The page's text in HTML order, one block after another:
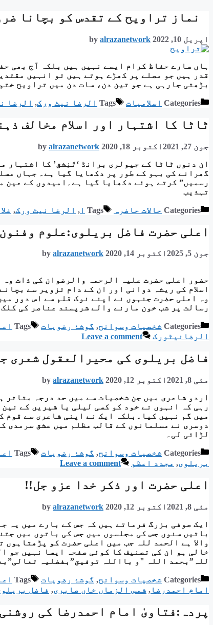
نماز تراویح کے تقدس کو بچانا
اپریل 10, 2022 by alrazanetwork
ہاں سارے حفاظ کرام ایسے نہیں ہیں بلکہ آج بھی
قدر ہیں جو مصلے پر کھڑے ہوتے ہیں تو انہیں
بڑھتی جارہی ہے جو تین دن، سات دن میں تراویح
Categories اسلامیات Tags الرضا نیٹ ورک, الرضا
ٹاٹا کا اشتہار اور اسلام مخالف
جون 27, 2021 اکتوبر 18, 2020 by alrazanetwork
ان دنوں ٹاٹا کے جیولری برانڈ ‘تَنِشق’ کا
گھرانے کی بہو کے طور پر دکھایا گیا ہے۔ جہاں
رسمیں” کرتے ہوئے دکھایا گیا ہے۔امیدوں کے عین
تہذیب
Categories حالات حاضرہ Tags ا , الرضا نیٹ ورک,
اعلی حضرت فاضل بریلوی:علوم
جون 5, 2025 اکتوبر 14, 2020 by alrazanetwork
حضور اعلی حضرت علیہ الرحمہ والرضوان کی ذات
اسلام کی ریشہ دوانی اور ان کے دام تزویر سے
وہ اعلی حضرت جنہوں نے اپنے نوک قلم سے اس دور
رسالت پر شب خون مارنے والے شرپسند عناصر کی
Categories شخصیات وسوانح, گوشۂ رضویات Tags
الرضانیٹورک
Leave a comment
فاضل بریلوی کی محیرالعقول شعری
مئی 8, 2021 اکتوبر 12, 2020 by alrazanetwork
اردو شاعری میں جن شخصیات سے میں حد درجہ متاثر
رہی کہ انہوں نے خود کو کسی لیلی‌‌‌ یا شیریں کے
میں گم نہیں کیا۔بلکہ ایک نے اپنی شاعری سے قوم
دوسری نے مسلمانوں کے قالب مظلم میں عشق سرمدی
لڑائی لی۔
Categories شخصیات وسوانح, گوشۂ رضویات Tags
بریلوی, مجدد اعظم Leave a comment
اعلی حضرت اور ذکر خدا عزو جل!!
مئی 8, 2021 اکتوبر 12, 2020 by alrazanetwork
ایک صوفی بزرگ فرماتے ہیں کہ جس کے بارے میں یہ
باتیں سنوں جس کی مجلسوں میں جس کی باتوں میں
والا ہے الحمد للہ جب میں اعلی حضرت کو
خالی ہو ان کی تصنیف کا کوئی صفحہ ایسا نہیں جو
للہ”بحمد اللہ "و بااللہ توفیق”بفضلیہ
Categories شخصیات وسوانح, گوشۂ رضویات Tags
امام احمدرضا , شمس الزماں خاں صابری, فاضل
پردہ:فتاویٰ امام احمدرضا کی